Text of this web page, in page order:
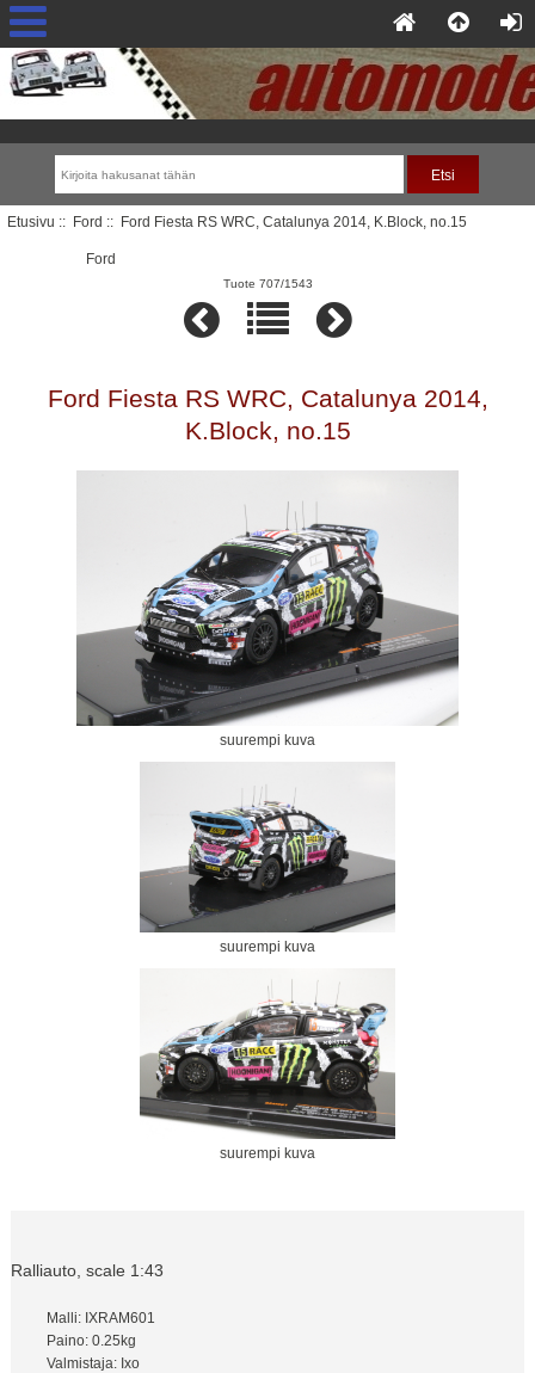
Etusivu :: Ford :: Ford Fiesta RS WRC, Catalunya 2014, K.Block, no.15
Ford
Tuote 707/1543
Ford Fiesta RS WRC, Catalunya 2014,
K.Block, no.15
suurempi kuva
suurempi kuva
suurempi kuva
Ralliauto, scale 1:43
Malli: IXRAM601
Paino: 0.25kg
Valmistaja: Ixo